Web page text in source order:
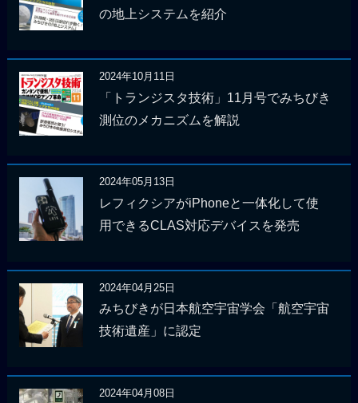
の地上システムを紹介
2024年10月11日
「トランジスタ技術」11月号でみちびき
測位のメカニズムを解説
2024年05月13日
レフィクシアがiPhoneと一体化して使
用できるCLAS対応デバイスを発売
2024年04月25日
みちびきが日本航空宇宙学会「航空宇宙
技術遺産」に認定
2024年04月08日